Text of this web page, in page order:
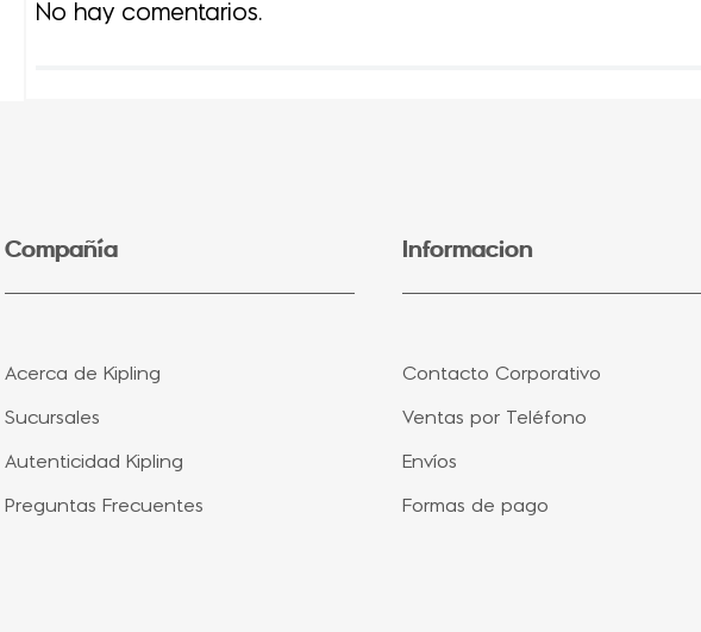
No hay comentarios.
Compañía
Acerca de Kipling
Sucursales
Autenticidad Kipling
Preguntas Frecuentes
Informacion
Contacto Corporativo
Ventas por Teléfono
Envíos
Formas de pago